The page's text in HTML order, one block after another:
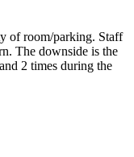
of room/parking. Staff
The downside is the
2 times during the